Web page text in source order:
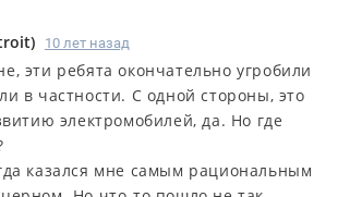
) 10 лет назад
эти ребята окончательно угробили
в частности. С одной стороны, это
электромобилей, да. Но где
казался мне самым рациональным